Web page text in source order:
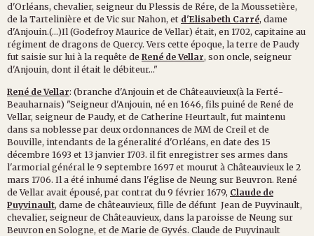
d'Orléans, chevalier, seigneur du Plessis de Rére, de la Moussetière,
de la Tartelinière et de Vic sur Nahon, et d'Elisabeth Carré, dame
d'Anjouin.(...)Il (Godefroy Maurice de Vellar) était, en 1702, capitaine au
régiment de dragons de Quercy. Vers cette époque, la terre de Paudy
fut saisie sur lui à la requête de René de Vellar, son oncle, seigneur
d'Anjouin, dont il était le débiteur..."
René de Vellar: (branche d'Anjouin et de Châteauvieux(à la Ferté-
Beauharnais) "Seigneur d'Anjouin, né en 1646, fils puiné de René de
Vellar, seigneur de Paudy, et de Catherine Heurtault, fut maintenu
dans sa noblesse par deux ordonnances de MM de Creil et de
Bouville, intendants de la géneralité d'Orléans, en date des 15
décembre 1693 et 13 janvier 1703. il fit enregistrer ses armes dans
l'armorial général le 9 septembre 1697 et mourut à Châteauvieux le 2
mars 1706. Il a été inhumé dans l'église de Neung sur Beuvron. René
de Vellar avait épousé, par contrat du 9 février 1679, Claude de
Puyvinault, dame de châteauvieux, fille de défunt Jean de Puyvinault,
chevalier, seigneur de Châteauvieux, dans la paroisse de Neung sur
Beuvron en Sologne, et de Marie de Gyvés. Claude de Puyvinault